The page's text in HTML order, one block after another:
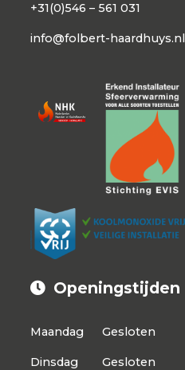
+31(0)546 – 561 031
info@folbert-haardhuys.nl
Openingstijden
Maandag Gesloten
Dinsdag Gesloten